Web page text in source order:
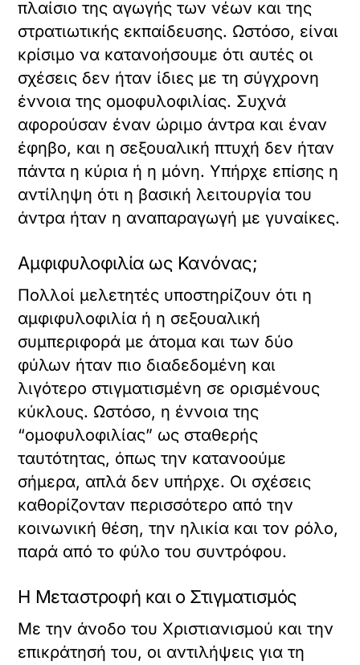
πλαίσιο της αγωγής των νέων και της
στρατιωτικής εκπαίδευσης. Ωστόσο, είναι
κρίσιμο να κατανοήσουμε ότι αυτές οι
σχέσεις δεν ήταν ίδιες με τη σύγχρονη
έννοια της ομοφυλοφιλίας. Συχνά
αφορούσαν έναν ώριμο άντρα και έναν
έφηβο, και η σεξουαλική πτυχή δεν ήταν
πάντα η κύρια ή η μόνη. Υπήρχε επίσης η
αντίληψη ότι η βασική λειτουργία του
άντρα ήταν η αναπαραγωγή με γυναίκες.
Αμφιφυλοφιλία ως Κανόνας;
Πολλοί μελετητές υποστηρίζουν ότι η
αμφιφυλοφιλία ή η σεξουαλική
συμπεριφορά με άτομα και των δύο
φύλων ήταν πιο διαδεδομένη και
λιγότερο στιγματισμένη σε ορισμένους
κύκλους. Ωστόσο, η έννοια της
“ομοφυλοφιλίας” ως σταθερής
ταυτότητας, όπως την κατανοούμε
σήμερα, απλά δεν υπήρχε. Οι σχέσεις
καθορίζονταν περισσότερο από την
κοινωνική θέση, την ηλικία και τον ρόλο,
παρά από το φύλο του συντρόφου.
Η Μεταστροφή και ο Στιγματισμός
Με την άνοδο του Χριστιανισμού και την
επικράτησή του, οι αντιλήψεις για τη